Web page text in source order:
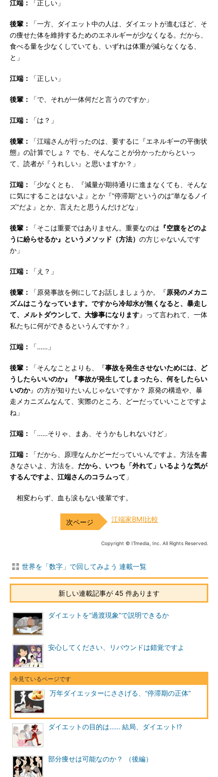
江端： 「正しい」
後輩：
「一方、ダイエット中の人は、ダイエットが進むほど、そ
の痩せた体を維持するためのエネルギーが少なくなる。だから、
食べる量を少なくしていても、いずれは体重が減らなくなる、
と」
江端： 「正しい」
後輩： 「で、それが一体何だと言うのですか」
江端： 「は？」
後輩：
「江端さんが行ったのは、要するに『エネルギーの平衡状
態』の計算でしょ？ でも、そんなことが分かったからといっ
て、読者が『うれしい』と思いますか？」
江端：
「少なくとも、『減量が期待通りに進まなくても、そんな
に気にすることはないよ』とか『”停滞期”というのは”単なるノイ
ズ”だよ』とか、言えたと思うんだけどな」
後輩： 「そこは重要ではありません。重要なのは 『空腹をどのよ
うに紛らせるか』というメソッド（方法） の方じゃないんです
か」
江端： 「え？」
後輩： 「原発事故を例にしてお話しましょうか。『原発のメカニ
ズムはこうなっています。ですから冷却水が無くなると、暴走し
て、メルトダウンして、大惨事になります』って言われて、一体
私たちに何ができるというんですか？」
江端： 「……」
後輩： 「そんなことよりも、『事故を発生させないためには、ど
うしたらいいのか』『事故が発生してしまったら、何をしたらい
いのか』の方が知りたいんじゃないですか？ 原発の構造や、暴
走メカニズムなんて、実際のところ、どーだっていいことですよ
ね」
江端： 「……そりゃ、まあ、そうかもしれないけど」
江端：
「だから、原理なんかどーだっていいんですよ。方法を書
きなさいよ、方法を。 だから、いつも「外れて」いるような気が
するんですよ、江端さんのコラムって 」
相変わらず、血も涙もない後輩です。
江端家BMI比較
Copyright © ITmedia, Inc. All Rights Reserved.
世界を「数字」で回してみよう 連載一覧
新しい連載記事が 45 件あります
ダイエットを“過渡現象”で説明できるか
安心してください、リバウンドは錯覚ですよ
万年ダイエッターにささげる、“停滞期の正体”
ダイエットの目的は…… 結局、ダイエット!?
部分痩せは可能なのか？ （後編）